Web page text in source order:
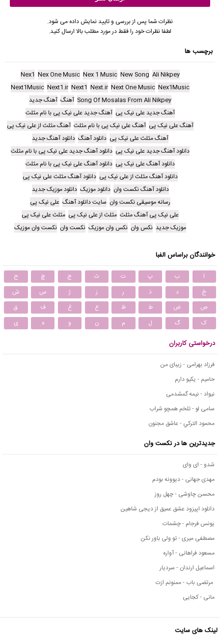
نظرات شما پس از بررسی و تایید نمایش داده می شود.
لطفا نظرات خود را فقط در مورد مطلب بالا ارسال کنید.
برچسب ها
Ali Nikpey
New Song
Nex 1 Music
Nex One Music
Nex1
Nex1Music
Next One Music
Next.ir
Next1
Next1.ir
Next1Music
Song Of Mosalas From Ali Nikpey آهنگ آهنگ جدید
آهنگ جدید علی نیک پی آهنگ جدید علی نیک پی با نام مثلث
آهنگ علی نیک پی آهنگ علی نیک پی با نام مثلث آهنگ مثلث از علی نیک پی
آهنگ مثلث علی نیک پی دانلود آهنگ دانلود آهنگ جدید
دانلود آهنگ جدید علی نیک پی دانلود آهنگ جدید علی نیک پی با نام مثلث
دانلود آهنگ علی نیک پی دانلود آهنگ علی نیک پی با نام مثلث
دانلود آهنگ مثلث از علی نیک پی دانلود آهنگ مثلث علی نیک پی
دانلود آهنگ نکست وان دانلود موزیک دانلود موزیک جدید
رسانه موسیقی نکست وان سایت دانلود آهنگ علی نیک پی
علی نیک پی آهنگ مثلث مثلث از علی نیک پی مثلث علی نیک پی
موزیک جدید نکس وان نکس وان موزیک نکست وان نکست وان موزیک
خوانندگان براساس الفبا
ا ب پ ت ث ج چ
ح
خ
د ذ ر ز ژ س
ش
ص
ض ط ظ ع غ ف
ق
ک
گ ل م ن و ه ی
درخواستی کاربران
فرزاد بهرامی - زیبای من
حامیم - یکیو دارم
نیواد - نیمه گمشدمی
سامی لو - تلخم همچو شراب
محمود التركي - عاشق مجنون
جدیدترین ها در نکست وان
شدو - ای وای
مهدی جهانی - دیوونه بودم
محسن چاوشی - چهل روز
دانلود اپیزود عشق عمیق از دیجی شاهین
یونس فرجام - چشمات
مصطفی میری - تو ولی باور نکن
مسعود فراهانی - آواره
اسماعیل ارندان - سردیار
مرتضی باب - ممنونم ازت
مانی - کجایی
لینک های سایت